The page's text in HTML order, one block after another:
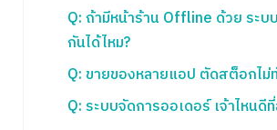
Q: ถ้ามีหน้าร้าน Offline ด้วย ระ
กันได้ไหม?
Q: ขายของหลายแอป ตัดสต็อกไม่
Q: ระบบจัดการออเดอร์ เจ้าไหน